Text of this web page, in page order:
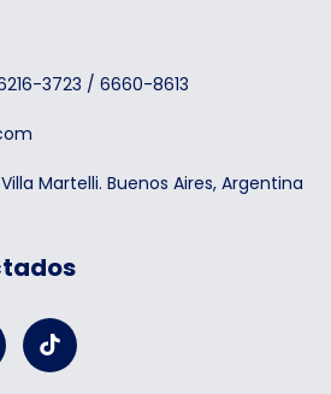
3723 / 6660-8613
Martelli. Buenos Aires, Argentina